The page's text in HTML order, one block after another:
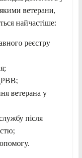
ветерани,
найчастіше:
реєстру
ветерана у
після